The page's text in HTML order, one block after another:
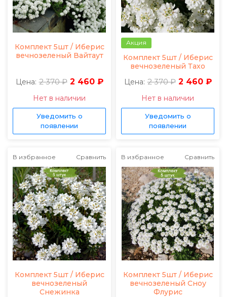
Комплект 5шт / Иберис
вечнозеленый Вайтаут
Цена: 2 370 ₽ 2 460 ₽
Нет в наличии
Уведомить о
появлении
Акция
Комплект 5шт / Иберис
вечнозеленый Тахо
Цена: 2 370 ₽ 2 460 ₽
Нет в наличии
Уведомить о
появлении
В избранное Сравнить
Комплект 5шт / Иберис
вечнозеленый
Снежинка
В избранное Сравнить
Комплект 5шт / Иберис
вечнозеленый Сноу
Флурис